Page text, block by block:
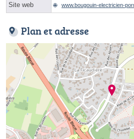
Site web www.bougouin-electricien-
Plan et adresse